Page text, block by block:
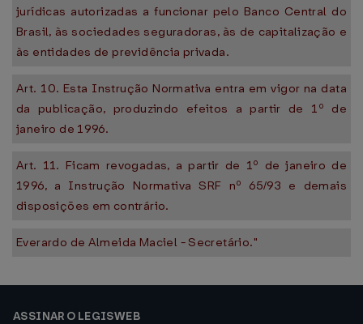
jurídicas autorizadas a funcionar pelo Banco Central do
Brasil, às sociedades seguradoras, às de capitalização e
às entidades de previdência privada.
Art. 10. Esta Instrução Normativa entra em vigor na data
da publicação, produzindo efeitos a partir de 1º de
janeiro de 1996.
Art. 11. Ficam revogadas, a partir de 1º de janeiro de
1996, a Instrução Normativa SRF nº 65/93 e demais
disposições em contrário.
Everardo de Almeida Maciel - Secretário."
ASSINAR O LEGISWEB